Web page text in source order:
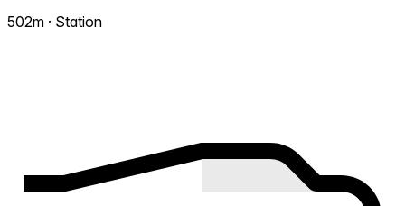
502m · Station